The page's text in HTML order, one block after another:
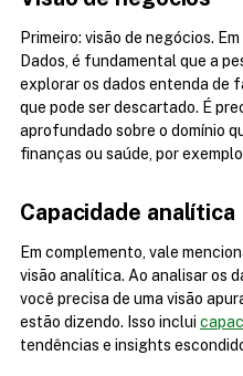
Primeiro: visão de negócios.
Dados, é fundamental que a
explorar os dados entenda de
que pode ser descartado. É
aprofundado sobre o domínio
finanças ou saúde, por
Capacidade analítica
Em complemento, vale
visão analítica. Ao analisar os
você precisa de uma visão
estão dizendo. Isso inclui
tendências e insights